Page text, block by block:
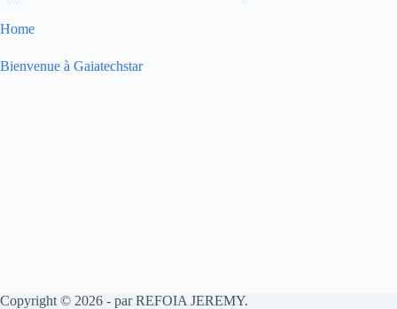
Home
Bienvenue à Gaiatechstar
Copyright © 2026 - par REFOIA JEREMY.